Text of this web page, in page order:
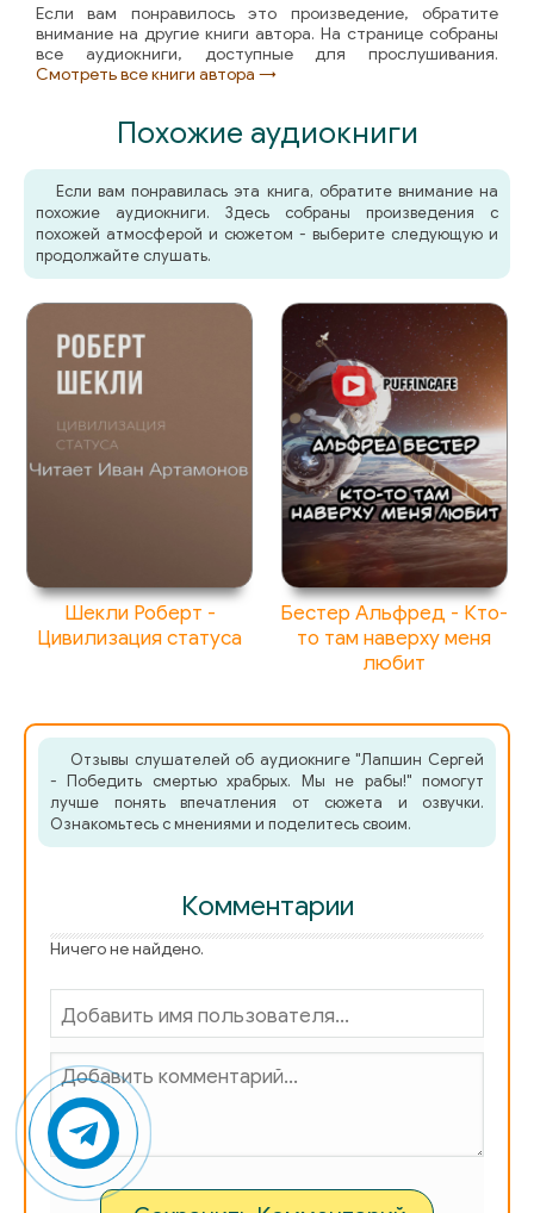
Если вам понравилось это произведение, обратите
внимание на другие книги автора. На странице собраны
все аудиокниги, доступные для прослушивания.
Смотреть все книги автора →
Похожие аудиокниги
Если вам понравилась эта книга, обратите внимание на
похожие аудиокниги. Здесь собраны произведения с
похожей атмосферой и сюжетом - выберите следующую и
продолжайте слушать.
Шекли Роберт -
Цивилизация статуса
Бестер Альфред - Кто-
то там наверху меня
любит
Отзывы слушателей об аудиокниге "Лапшин Сергей
- Победить смертью храбрых. Мы не рабы!" помогут
лучше понять впечатления от сюжета и озвучки.
Ознакомьтесь с мнениями и поделитесь своим.
Комментарии
Ничего не найдено.